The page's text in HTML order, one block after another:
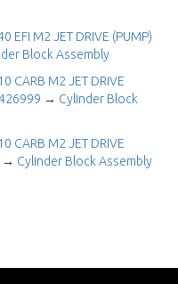
EFI M2 JET DRIVE (PUMP)
Block Assembly
CARB M2 JET DRIVE
→ Cylinder Block
CARB M2 JET DRIVE
→ Cylinder Block Assembly